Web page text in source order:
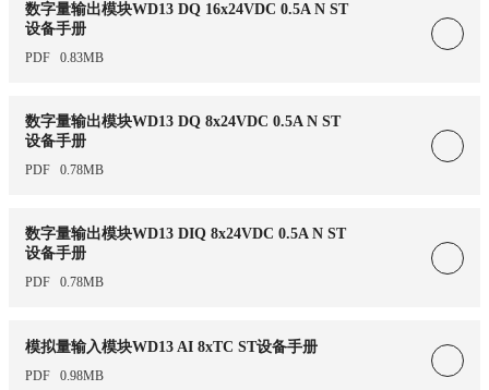
数字量输出模块WD13 DQ 16x24VDC 0.5A N ST
设备手册
PDF 0.83MB
数字量输出模块WD13 DQ 8x24VDC 0.5A N ST
设备手册
PDF 0.78MB
数字量输出模块WD13 DIQ 8x24VDC 0.5A N ST
设备手册
PDF 0.78MB
模拟量输入模块WD13 AI 8xTC ST设备手册
PDF 0.98MB